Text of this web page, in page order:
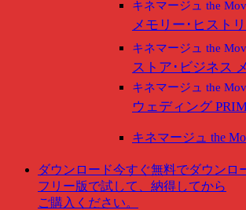
キネマージュ the
メモリー･ヒスト
キネマージュ the
ストア･ビジネス
キネマージュ the
ウェディング
キネマージュ the
ダウンロード今すぐ無料でダウンロ
フリー版で試して、納得してから
ご購入ください。